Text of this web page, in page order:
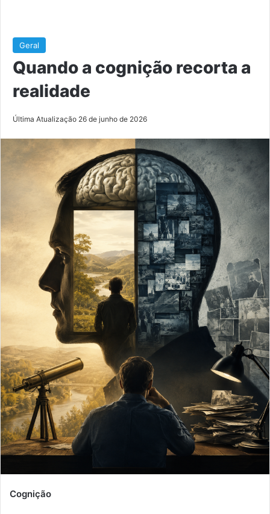
Geral
Quando a cognição recorta a
realidade
Última Atualização 26 de junho de 2026
Cognição